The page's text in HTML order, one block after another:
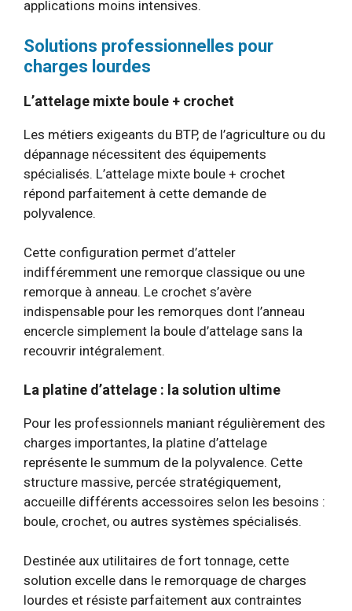
applications moins intensives.
Solutions professionnelles pour
charges lourdes
L’attelage mixte boule + crochet
Les métiers exigeants du BTP, de l’agriculture ou du
dépannage nécessitent des équipements
spécialisés. L’attelage mixte boule + crochet
répond parfaitement à cette demande de
polyvalence.
Cette configuration permet d’atteler
indifféremment une remorque classique ou une
remorque à anneau. Le crochet s’avère
indispensable pour les remorques dont l’anneau
encercle simplement la boule d’attelage sans la
recouvrir intégralement.
La platine d’attelage : la solution ultime
Pour les professionnels maniant régulièrement des
charges importantes, la platine d’attelage
représente le summum de la polyvalence. Cette
structure massive, percée stratégiquement,
accueille différents accessoires selon les besoins :
boule, crochet, ou autres systèmes spécialisés.
Destinée aux utilitaires de fort tonnage, cette
solution excelle dans le remorquage de charges
lourdes et résiste parfaitement aux contraintes